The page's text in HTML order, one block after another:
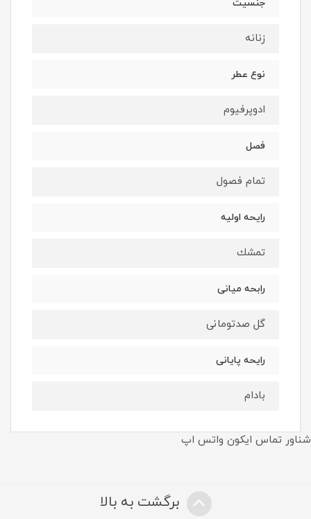
جنسيت
زنانه
نوع عطر
ادوپرفيوم
فصل
تمام فصول
رايحه اوليه
تمشك
رابحه ميانى
گل صدتومانى
رايحه پايانى
بادام
شناور تماس ایکون واتس اپ
برگشت به بالا